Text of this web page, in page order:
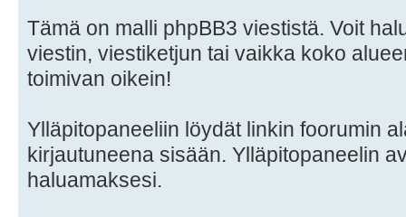
Tämä on malli phpBB3 viestistä. Voit
viestin, viestiketjun tai vaikka koko
toimivan oikein!
Ylläpitopaneeliin löydät linkin foorumin
kirjautuneena sisään. Ylläpitopaneelin
haluamaksesi.